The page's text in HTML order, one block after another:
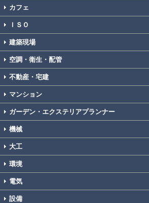
カフェ
ＩＳＯ
建築現場
空調・衛生・配管
不動産・宅建
マンション
ガーデン・エクステリアプランナー
機械
大工
環境
電気
設備